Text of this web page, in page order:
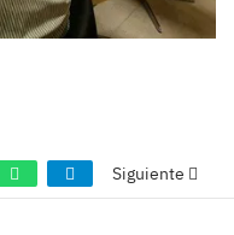
Siguiente